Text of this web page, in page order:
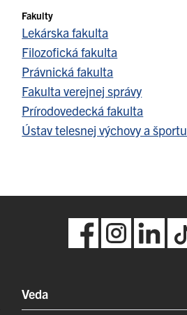
Fakulty
Lekárska fakulta
Filozofická fakulta
Právnická fakulta
Fakulta verejnej správy
Prírodovedecká fakulta
Ústav telesnej výchovy a športu
Veda